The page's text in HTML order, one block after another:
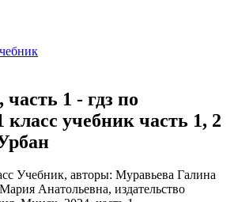
1 - гдз по
класс учебник часть 1, 2